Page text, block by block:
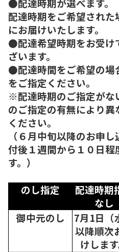
●配達時期が選べます。
配達時期をご希望され
にお届けいたします。
●配達希望時期をお受け
ざいます。
●配達時間をご希望の場
をご指定ください。
※配達時期のご指定がな
のご指定の有無により
ください。
（６月中旬以降のお申
付後１週間から１０日程
す。）
のし指定
配達時期
なし
御中元のし
7月1日（
以降順次
けします